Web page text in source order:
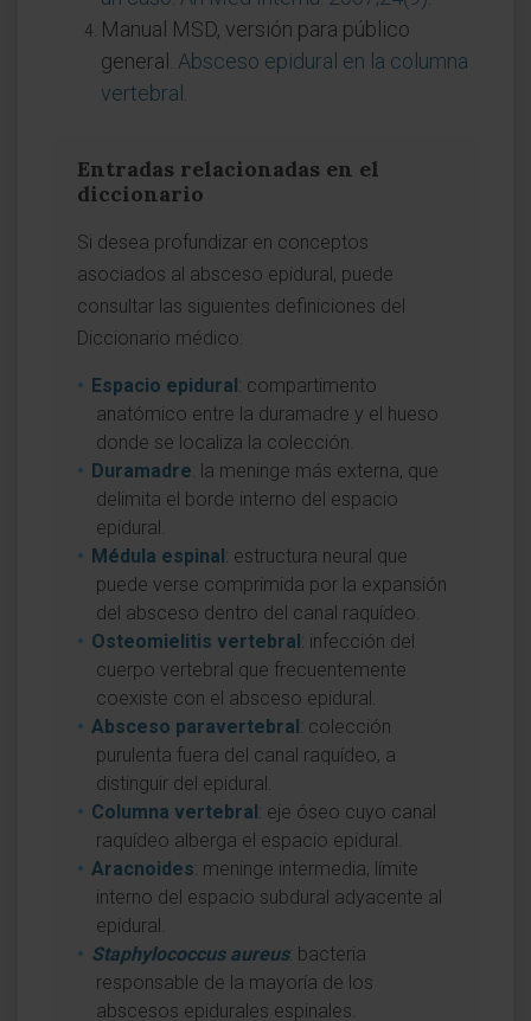
Manual MSD, versión para público
general. Absceso epidural en la columna
vertebral
Entradas relacionadas en el
diccionario
Si desea profundizar en conceptos
asociados al absceso epidural, puede
consultar las siguientes definiciones del
Diccionario médico:
Espacio epidural: compartimento
anatómico entre la duramadre y el hueso
donde se localiza la colección.
Duramadre: la meninge más externa, que
delimita el borde interno del espacio
epidural.
Médula espinal: estructura neural que
puede verse comprimida por la expansión
del absceso dentro del canal raquídeo.
Osteomielitis vertebral: infección del
cuerpo vertebral que frecuentemente
coexiste con el absceso epidural.
Absceso paravertebral: colección
purulenta fuera del canal raquídeo, a
distinguir del epidural.
Columna vertebral: eje óseo cuyo canal
raquídeo alberga el espacio epidural.
Aracnoides: meninge intermedia, límite
interno del espacio subdural adyacente al
epidural.
Staphylococcus aureus: bacteria
responsable de la mayoría de los
abscesos epidurales espinales.